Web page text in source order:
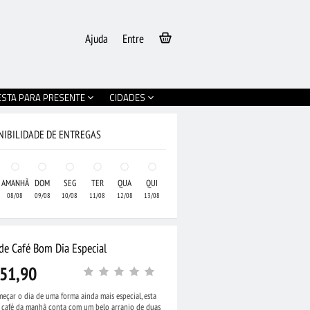
Entre
Ajuda
PARA PRESENTE CIDADES
Cesta Grande de
DE ENTREGAS
AMANHÃ
08/08
DOM
09/08
SEG
10/08
TER
11/08
QUA
12/08
QUI
13/08
Café Bom Dia Especial
o dia de uma forma ainda mais especial, esta
da manhã conta com um belo arranjo de duas